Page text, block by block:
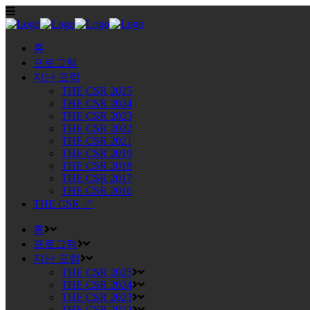
홈
프로그램
지난 포럼
THE CSR 2025
THE CSR 2024
THE CSR 2023
THE CSR 2022
THE CSR 2021
THE CSR 2019
THE CSR 2018
THE CSR 2017
THE CSR 2016
THE CSR ↗
홈
프로그램
지난 포럼
THE CSR 2025
THE CSR 2024
THE CSR 2023